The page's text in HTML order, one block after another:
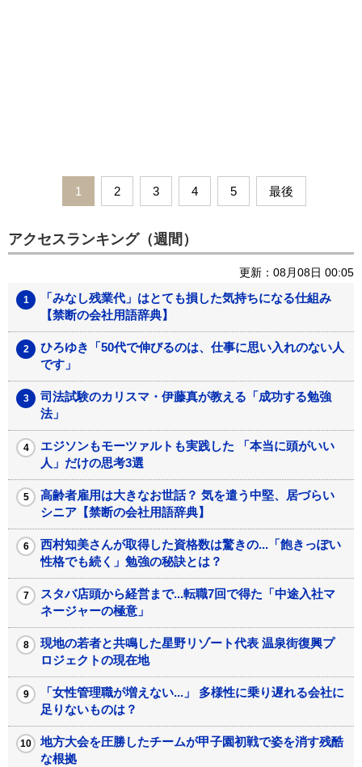
1 2 3 4 5 最後
アクセスランキング（週間）
更新：08月08日 00:05
「みなし残業代」はとても損した気持ちになる仕組み
【禁断の会社用語辞典】
ひろゆき「50代で伸びるのは、仕事に思い入れのない人
です」
司法試験のカリスマ・伊藤真が教える「成功する勉強
法」
エジソンもモーツァルトも実践した 「本当に頭がいい
人」だけの思考3選
高齢者雇用は大きなお世話？ 気を遣う中堅、居づらい
シニア【禁断の会社用語辞典】
西村知美さんが取得した資格数は驚きの...「飽きっぽい
性格でも続く」勉強の秘訣とは？
スタバ店頭から経営まで...転職7回で得た「中途入社マ
ネージャーの極意」
現地の若者と共鳴した星野リゾート代表 温泉街復興プ
ロジェクトの現在地
「女性管理職が増えない...」 多様性に乗り遅れる会社に
足りないものは？
地方大会を圧勝したチームが甲子園初戦で姿を消す残酷
な根拠